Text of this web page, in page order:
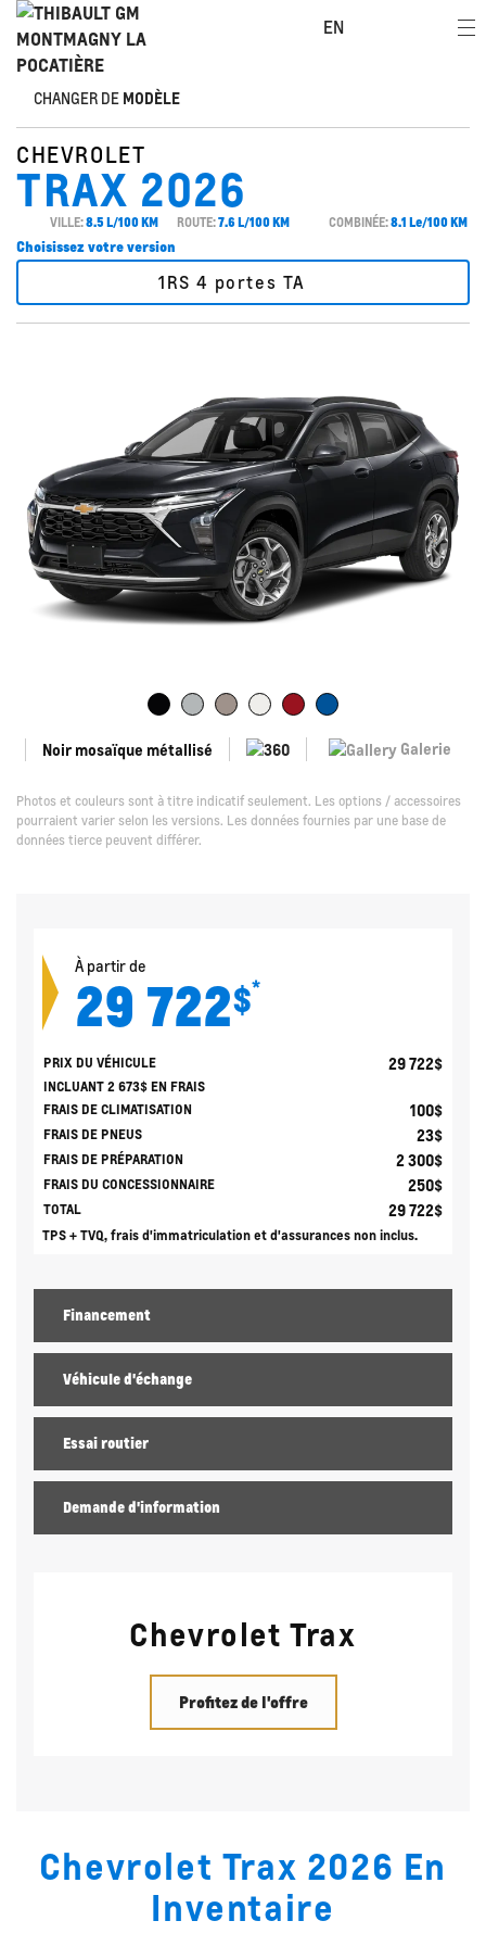
EN
CHANGER DE MODÈLE
CHEVROLET
TRAX 2026
VILLE:8.5 L/100 KM ROUTE:7.6 L/100 KM COMBINÉE:8.1 Le/100 KM
Choisissez votre version
1RS 4 portes TA
Noir mosaïque métallisé Galerie
Photos et couleurs sont à titre indicatif seulement. Les options / accessoires
pourraient varier selon les versions. Les données fournies par une base de
données tierce peuvent différer.
Chevrolet Trax 2026 En
Inventaire
À partir de
29 722$*
PRIX DU VÉHICULE 29 722$
INCLUANT 2 673$ EN FRAIS
FRAIS DE CLIMATISATION
100$
FRAIS DE PNEUS 23$
FRAIS DE PRÉPARATION 2 300$
FRAIS DU CONCESSIONNAIRE 250$
TOTAL 29 722$
TPS + TVQ, frais d'immatriculation et d'assurances non inclus.
Financement
Véhicule d'échange
Essai routier
Demande d'information
Chevrolet Trax
Profitez de l'offre